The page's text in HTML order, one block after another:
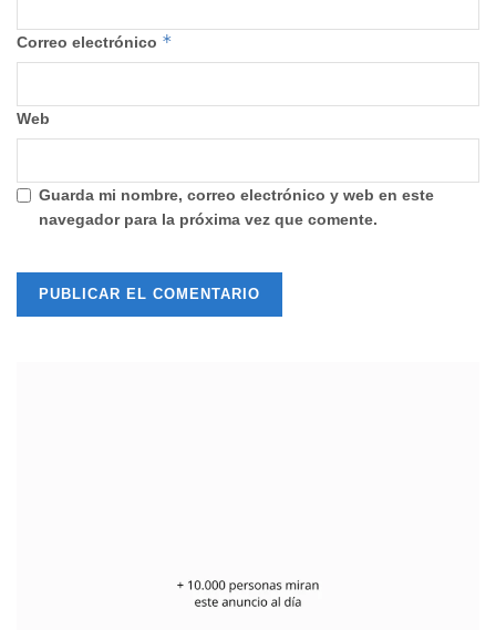
Correo electrónico *
Web
Guarda mi nombre, correo electrónico y web en este
navegador para la próxima vez que comente.